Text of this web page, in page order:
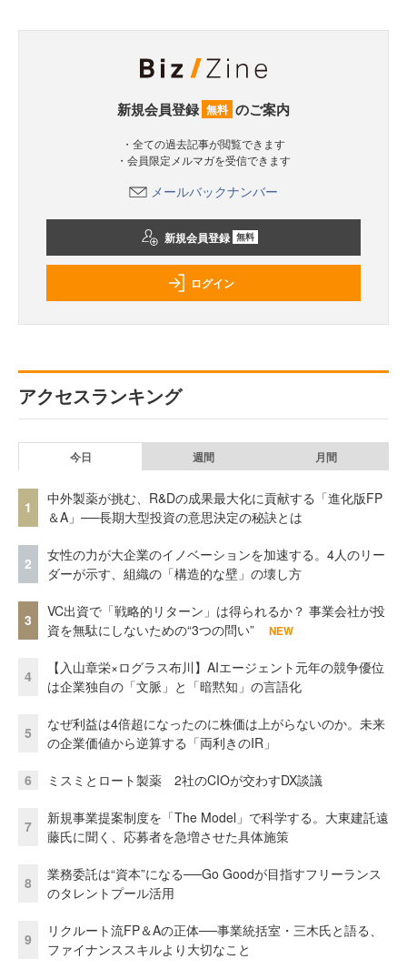
新規会員登録 無料 のご案内
・全ての過去記事が閲覧できます
・会員限定メルマガを受信できます
メールバックナンバー
新規会員登録 無料
ログイン
アクセスランキング
今日 週間 月間
1
中外製薬が挑む、R&Dの成果最大化に貢献する「進化版FP
＆A」──長期大型投資の意思決定の秘訣とは
2
女性の力が大企業のイノベーションを加速する。4人のリー
ダーが示す、組織の「構造的な壁」の壊し方
3
VC出資で「戦略的リターン」は得られるか？ 事業会社が投
資を無駄にしないための“3つの問い”
NEW
4
【入山章栄×ログラス布川】AIエージェント元年の競争優位
は企業独自の「文脈」と「暗黙知」の言語化
5
なぜ利益は4倍超になったのに株価は上がらないのか。未来
の企業価値から逆算する「両利きのIR」
6 ミスミとロート製薬 2社のCIOが交わすDX談議
7
新規事業提案制度を「The Model」で科学する。大東建託遠
藤氏に聞く、応募者を急増させた具体施策
8
業務委託は“資本”になる──Go Goodが目指すフリーランス
のタレントプール活用
9
リクルート流FP＆Aの正体──事業統括室・三木氏と語る、
ファイナンススキルより大切なこと